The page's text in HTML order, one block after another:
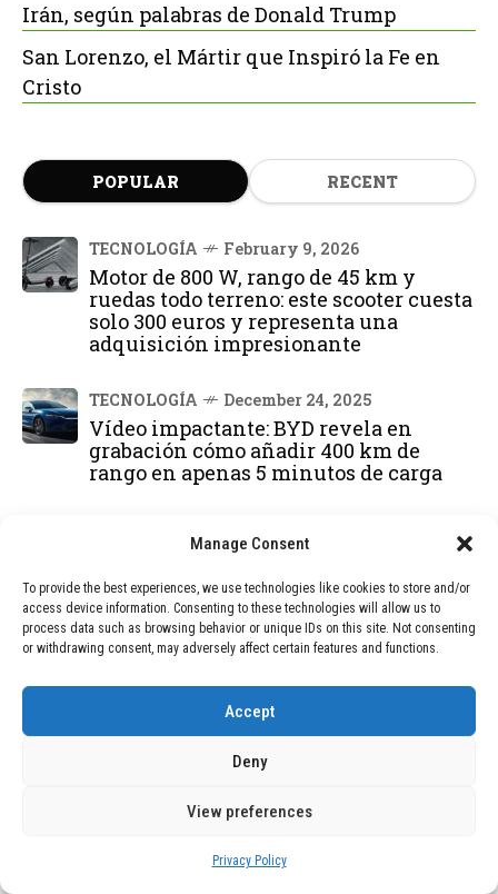
Manage Consent
To provide the best experiences, we use technologies like cookies to store and/or
access device information. Consenting to these technologies will allow us to
process data such as browsing behavior or unique IDs on this site. Not consenting
or withdrawing consent, may adversely affect certain features and functions.
Accept
Deny
View preferences
Privacy Policy
Irán, según palabras de Donald Trump
San Lorenzo, el Mártir que Inspiró la Fe en
Cristo
POPULAR RECENT
TECNOLOGÍA February 9, 2026
Motor de 800 W, rango de 45 km y
ruedas todo terreno: este scooter cuesta
solo 300 euros y representa una
adquisición impresionante
TECNOLOGÍA December 24, 2025
Vídeo impactante: BYD revela en
grabación cómo añadir 400 km de
rango en apenas 5 minutos de carga
GAME se Une a la Oferta de Balizas V16
Geolocalizadas, Obligatorias a Partir de
2026
BLOG December 24, 2025
Devastadora Explosión en Residencia
de Ancianos de Pensilvania Deja al
Menos Dos Víctimas Fatales
DEAL OF THE MONTH
February 9, 2026